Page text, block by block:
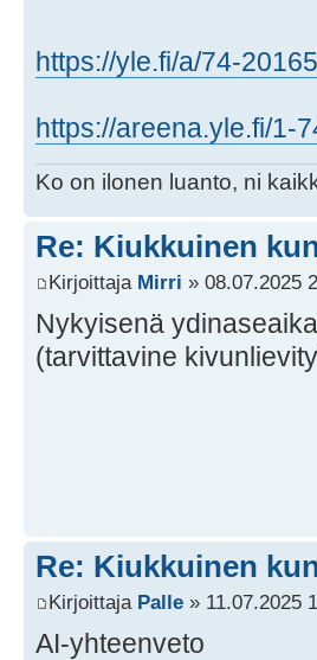
https://yle.fi/a/74-
https://areena.yle.fi/1-
Ko on ilonen luanto, ni
Re: Kiukkuinen
Kirjoittaja Mirri » 08.07.2025
Nykyisenä
(tarvittavine
Re: Kiukkuinen
Kirjoittaja Palle » 11.07.2025
AI-yhteenveto